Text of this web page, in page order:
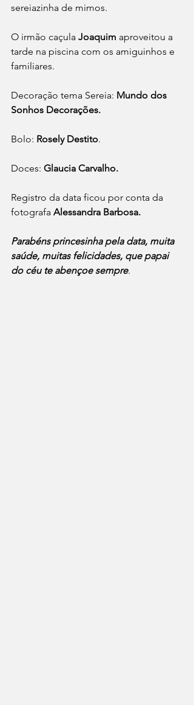
sereiazinha de mimos.
O irmão caçula Joaquim aproveitou a
tarde na piscina com os amiguinhos e
familiares.
Decoração tema Sereia: Mundo dos
Sonhos Decorações.
Bolo: Rosely Destito.
Doces: Glaucia Carvalho.
Registro da data ficou por conta da
fotografa Alessandra Barbosa.
Parabéns princesinha pela data, muita
saúde, muitas felicidades, que papai
do céu te abençoe sempre.